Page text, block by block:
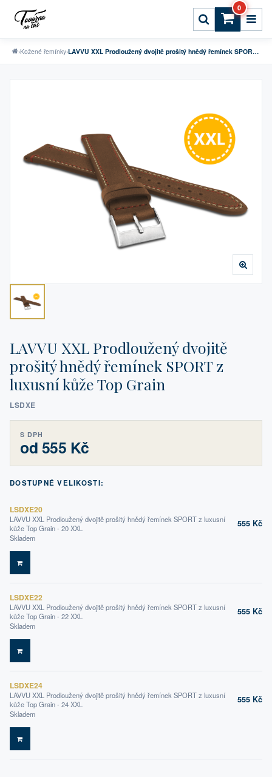
0
›Kožené řemínky› LAVVU XXL Prodloužený dvojitě prošitý hnědý řemínek SPORT z luxusní kůže Top Grain
LAVVU XXL Prodloužený dvojitě
prošitý hnědý řemínek SPORT z
luxusní kůže Top Grain
LSDXE
S DPH
od 555 Kč
DOSTUPNÉ VELIKOSTI:
LSDXE20
LAVVU XXL Prodloužený dvojitě prošitý hnědý řemínek SPORT z luxusní
kůže Top Grain - 20 XXL
Skladem
555 Kč
DO KOŠÍKU
LSDXE22
LAVVU XXL Prodloužený dvojitě prošitý hnědý řemínek SPORT z luxusní
kůže Top Grain - 22 XXL
Skladem
555 Kč
DO KOŠÍKU
LSDXE24
LAVVU XXL Prodloužený dvojitě prošitý hnědý řemínek SPORT z luxusní
kůže Top Grain - 24 XXL
Skladem
555 Kč
DO KOŠÍKU